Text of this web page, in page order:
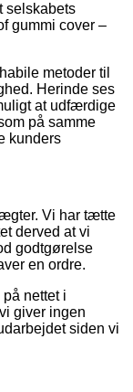
selskabets
gummi cover –
metoder til
Herinde ses
at udfærdige
på samme
kunders
Vi har tætte
derved at vi
godtgørelse
en ordre.
nettet i
giver ingen
siden vi